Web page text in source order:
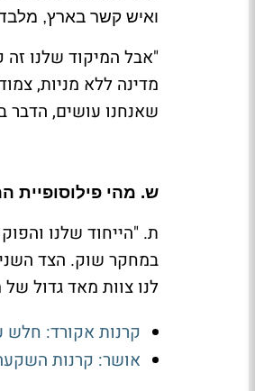
ואיש קשר בארץ, מלבד
"אבל המיקוד שלנו זה
מדינה ללא מניות,
שאנחנו עושים, הדבר
ש. מהי
ת. "הייחוד שלנו
במחקר שוק. הצד
לנו צוות מאד גדול
קרנות אקורד: חלש
אושר: קרנות